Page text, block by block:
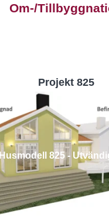
Om-/
Projekt 825
Husmodell 825 -